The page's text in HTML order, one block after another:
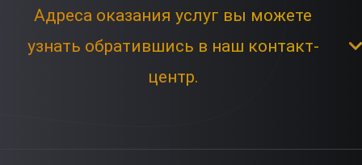
Адреса оказания услуг вы можете
узнать обратившись в наш контакт-
центр.